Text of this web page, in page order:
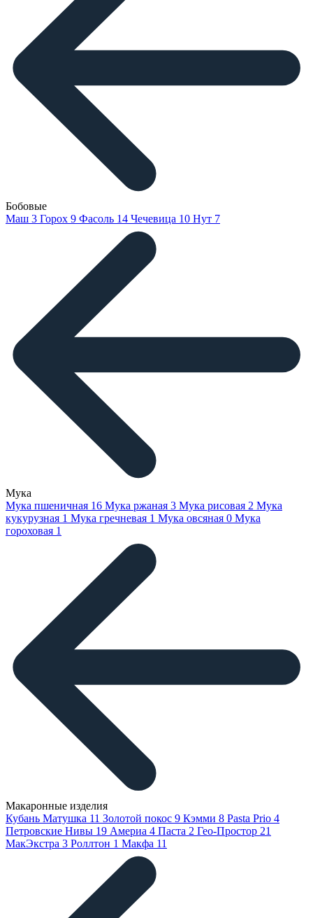
Бобовые
Маш 3 Горох 9 Фасоль 14 Чечевица 10 Нут 7
Мука
Мука пшеничная 16 Мука ржаная 3 Мука рисовая 2 Мука
кукурузная 1 Мука гречневая 1 Мука овсяная 0 Мука
гороховая 1
Макаронные изделия
Кубань Матушка 11 Золотой покос 9 Кэмми 8 Pasta Prio 4
Петровские Нивы 19 Америа 4 Паста 2 Гео-Простор 21
МакЭкстра 3 Роллтон 1 Макфа 11